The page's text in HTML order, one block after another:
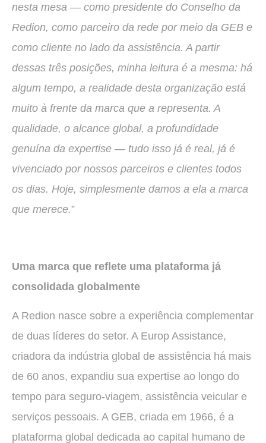
nesta mesa — como presidente do Conselho da
Redion, como parceiro da rede por meio da GEB e
como cliente no lado da assistência. A partir
dessas três posições, minha leitura é a mesma: há
algum tempo, a realidade desta organização está
muito à frente da marca que a representa. A
qualidade, o alcance global, a profundidade
genuína da expertise — tudo isso já é real, já é
vivenciado por nossos parceiros e clientes todos
os dias. Hoje, simplesmente damos a ela a marca
que merece.”
Uma marca que reflete uma plataforma já
consolidada globalmente
A Redion nasce sobre a experiência complementar
de duas líderes do setor. A Europ Assistance,
criadora da indústria global de assistência há mais
de 60 anos, expandiu sua expertise ao longo do
tempo para seguro-viagem, assistência veicular e
serviços pessoais. A GEB, criada em 1966, é a
plataforma global dedicada ao capital humano de